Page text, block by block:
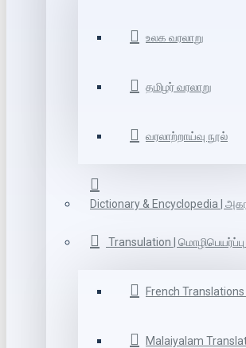
உலக வரலாறு
தமிழர் வரலாறு
வரலாற்றாய்வு நூல்
Dictionary & Encyclopedia |
Transulation | மொழிபெயர்ப்பு
French Translations
Malaiyalam